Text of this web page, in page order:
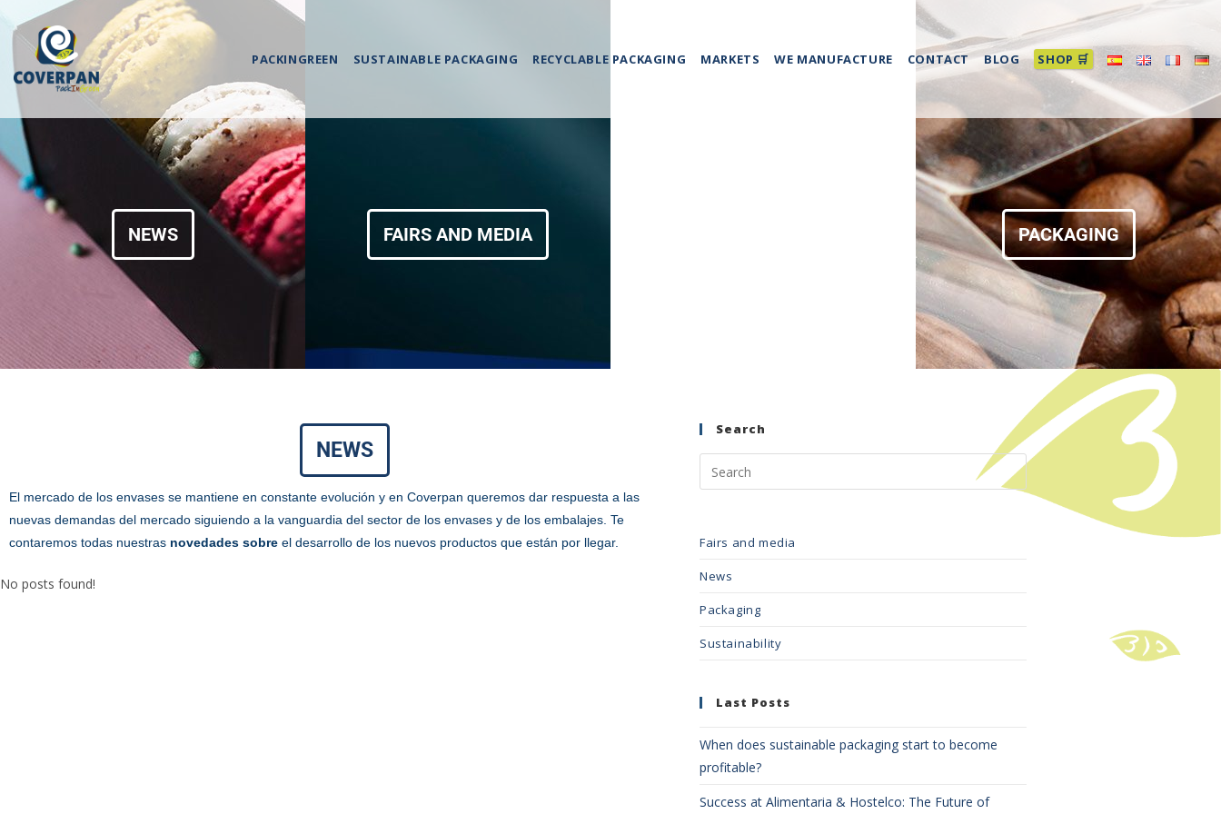
PACKINGREEN SUSTAINABLE PACKAGING RECYCLABLE PACKAGING MARKETS WE MANUFACTURE CONTACT BLOG SHOP 🛒
NEWS FAIRS AND MEDIA PACKAGING
NEWS
El mercado de los envases se mantiene en constante evolución y en Coverpan queremos dar respuesta a las
nuevas demandas del mercado siguiendo a la vanguardia del sector de los envases y de los embalajes. Te
contaremos todas nuestras novedades sobre el desarrollo de los nuevos productos que están por llegar.
No posts found!
Search
Fairs and media
News
Packaging
Sustainability
Last Posts
When does sustainable packaging start to become
profitable?
Success at Alimentaria & Hostelco: The Future of